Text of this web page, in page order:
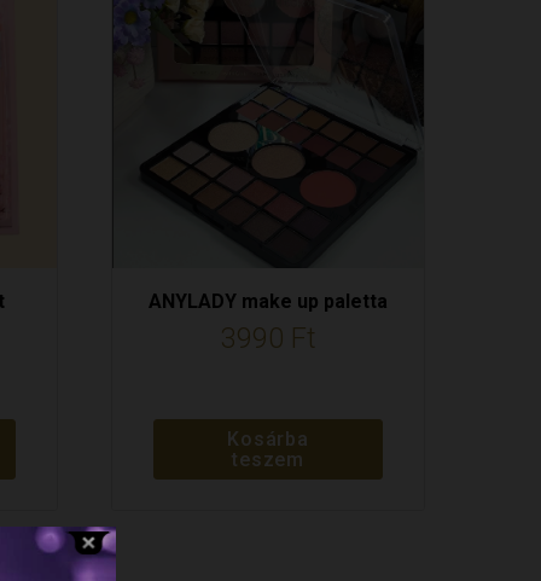
ANYLADY make up paletta
3990 Ft
Kosárba
teszem